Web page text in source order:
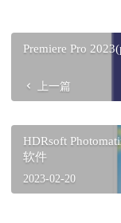
Premiere Pro
上一篇
HDRsoft
软件
2023-02-20